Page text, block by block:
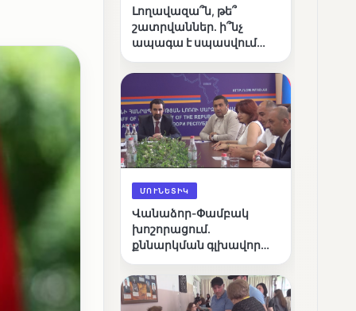
Լողավազա՞ն, թե՞
շատրվաններ. ի՞նչ
ապագա է սպասվում
լճին
ՄՈՒՆԵՏԻԿ
Վանաձոր-Փամբակ
խոշորացում.
քննարկման գլխավոր
կառավարո՞ւմ, թե՞
քաղաքական նպատակ